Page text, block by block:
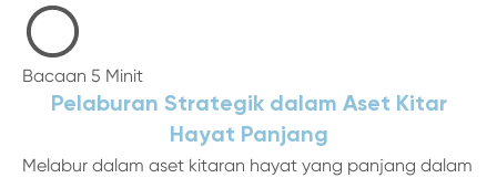
Bacaan 5 Minit
Pelaburan Strategik dalam Aset Kitar
Hayat Panjang
Melabur dalam aset kitaran hayat yang panjang dalam